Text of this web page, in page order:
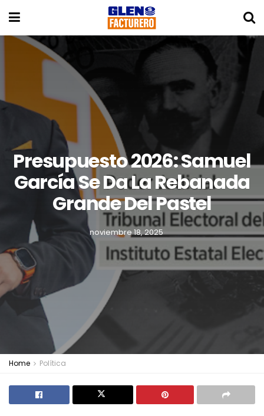
Presupuesto 2026: Samuel
García Se Da La Rebanada
Grande Del Pastel
noviembre 18, 2025
Home Política